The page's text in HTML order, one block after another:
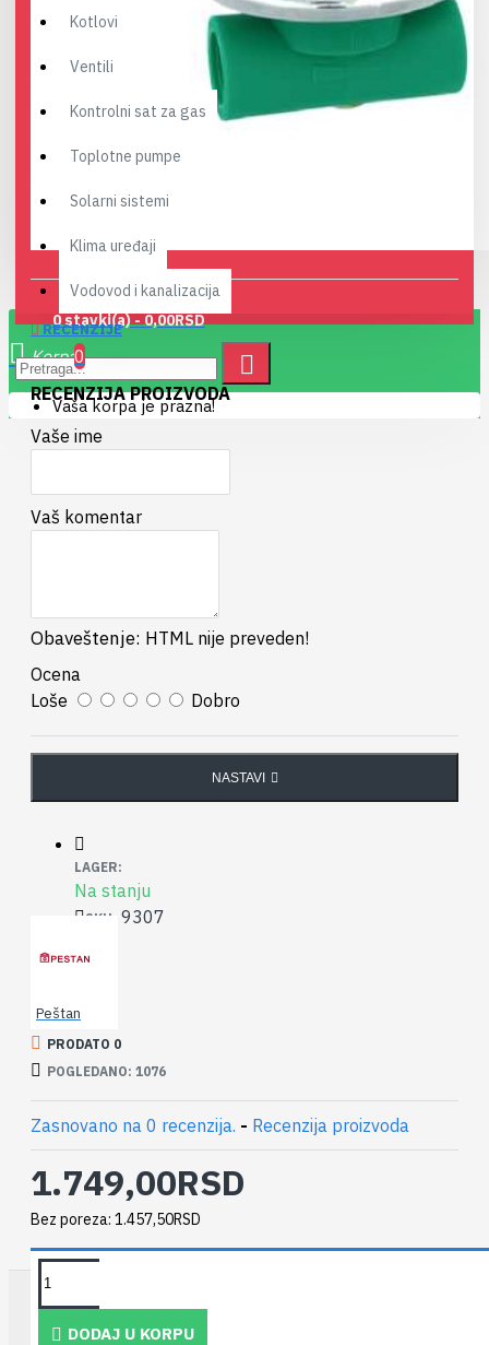
0 stavki(a) - 0,00RSD
0
Vaša korpa je prazna!
Kotlovi
Ventili
Kontrolni sat za gas
Toplotne pumpe
Solarni sistemi
Klima uređaji
Vodovod i kanalizacija
RECENZIJE
RECENZIJA PROIZVODA
Vaše ime
Vaš komentar
Obaveštenje: HTML nije preveden!
Ocena
Loše
Dobro
NASTAVI
LAGER:
Na stanju
SKU: 9307
Peštan
PRODATO 0
POGLEDANO: 1076
Zasnovano na 0 recenzija. - Recenzija proizvoda
1.749,00RSD
Bez poreza: 1.457,50RSD
DODAJ U KORPU
TAKOĐE PREPORUČUJEMO